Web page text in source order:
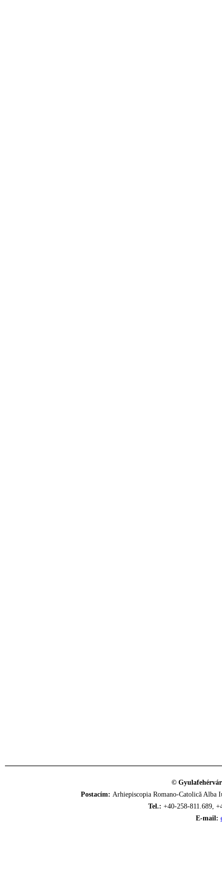
©
Postacím: Arhiepiscopia Romano-Catolică
Tel.: +40-258-811.689,
E-mail: